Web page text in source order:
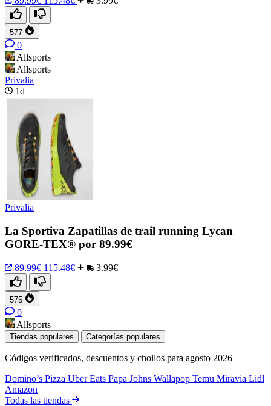
577
0
Allsports
Allsports
Privalia
1d
Privalia
La Sportiva Zapatillas de trail running Lycan
GORE-TEX® por 89.99€
89.99€ 115.48€ 3.99€
575
0
Allsports
Tiendas populares Categorías populares
Códigos verificados, descuentos y chollos para agosto 2026
Domino’s Pizza Uber Eats Papa Johns Wallapop Temu Miravia Lidl
Amazon
Todas las tiendas